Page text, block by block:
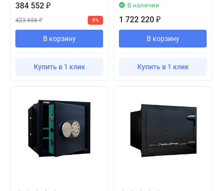
384 552 ₽
423 656₽ 9%
В корзину
Купить в 1 клик
В наличии
1 722 220 ₽
В корзину
Купить в 1 клик